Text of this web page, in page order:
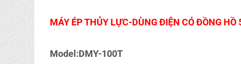
MÁY ÉP THỦY LỰC-DÙNG ĐIỆN CÓ ĐỒNG HỒ
Model:DMY-100T